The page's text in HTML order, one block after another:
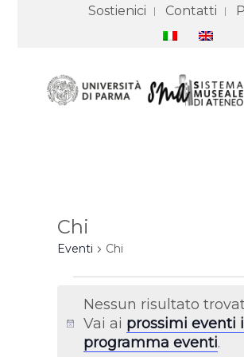
Sostienici Contatti
Chi
Eventi Chi
Eventi
Notice
Nessun risultato
Vai ai prossimi eventi
programma eventi.